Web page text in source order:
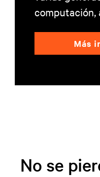
computación,
Más
No se